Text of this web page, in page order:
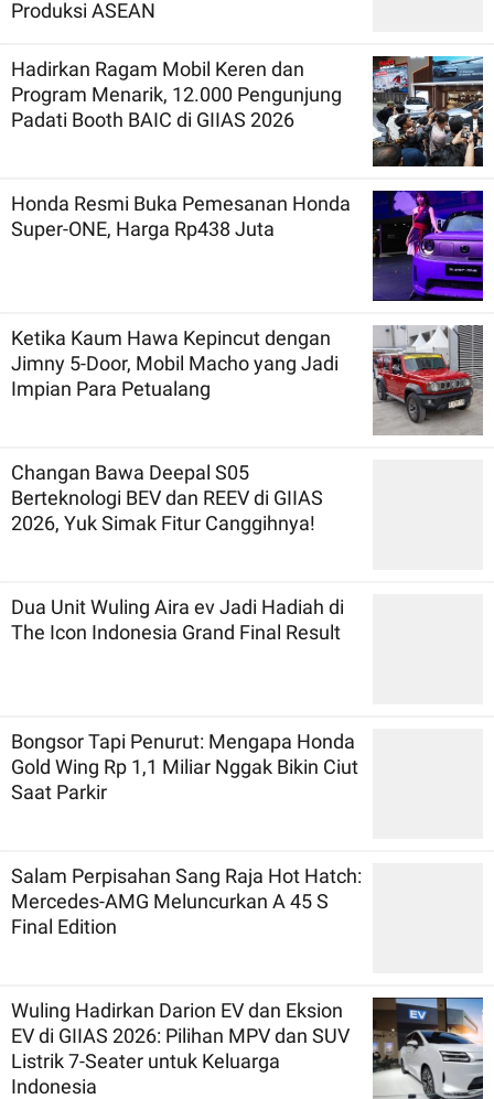
Produksi ASEAN
Hadirkan Ragam Mobil Keren dan
Program Menarik, 12.000 Pengunjung
Padati Booth BAIC di GIIAS 2026
Honda Resmi Buka Pemesanan Honda
Super-ONE, Harga Rp438 Juta
Ketika Kaum Hawa Kepincut dengan
Jimny 5-Door, Mobil Macho yang Jadi
Impian Para Petualang
Changan Bawa Deepal S05
Berteknologi BEV dan REEV di GIIAS
2026, Yuk Simak Fitur Canggihnya!
Dua Unit Wuling Aira ev Jadi Hadiah di
The Icon Indonesia Grand Final Result
Bongsor Tapi Penurut: Mengapa Honda
Gold Wing Rp 1,1 Miliar Nggak Bikin Ciut
Saat Parkir
Salam Perpisahan Sang Raja Hot Hatch:
Mercedes-AMG Meluncurkan A 45 S
Final Edition
Wuling Hadirkan Darion EV dan Eksion
EV di GIIAS 2026: Pilihan MPV dan SUV
Listrik 7-Seater untuk Keluarga
Indonesia